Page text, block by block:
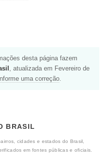
desta página fazem
, atualizada em Fevereiro de
Informe uma correção.
BRASIL
cidades e estados do Brasil,
em fontes públicas e oficiais.